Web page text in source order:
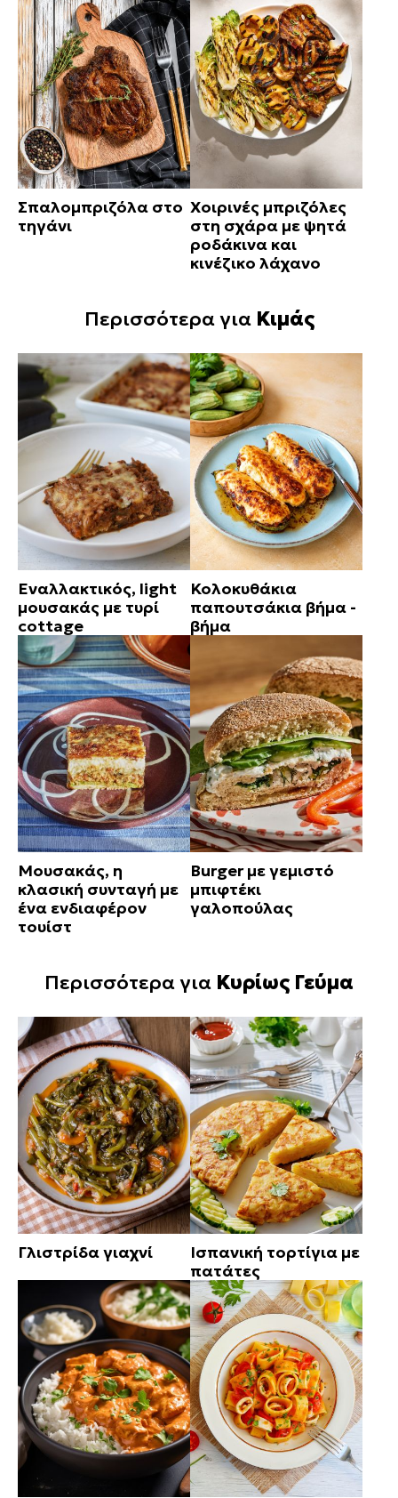
Σπαλομπριζόλα στο
τηγάνι
Χοιρινές μπριζόλες
στη σχάρα με ψητά
ροδάκινα και
κινέζικο λάχανο
Περισσότερα για Κιμάς
Εναλλακτικός, light
μουσακάς με τυρί
cottage
Κολοκυθάκια
παπουτσάκια βήμα -
βήμα
Μουσακάς, η
κλασική συνταγή με
ένα ενδιαφέρον
τουίστ
Burger με γεμιστό
μπιφτέκι
γαλοπούλας
Περισσότερα για Κυρίως Γεύμα
Γλιστρίδα γιαχνί
Ισπανική τορτίγια με
πατάτες